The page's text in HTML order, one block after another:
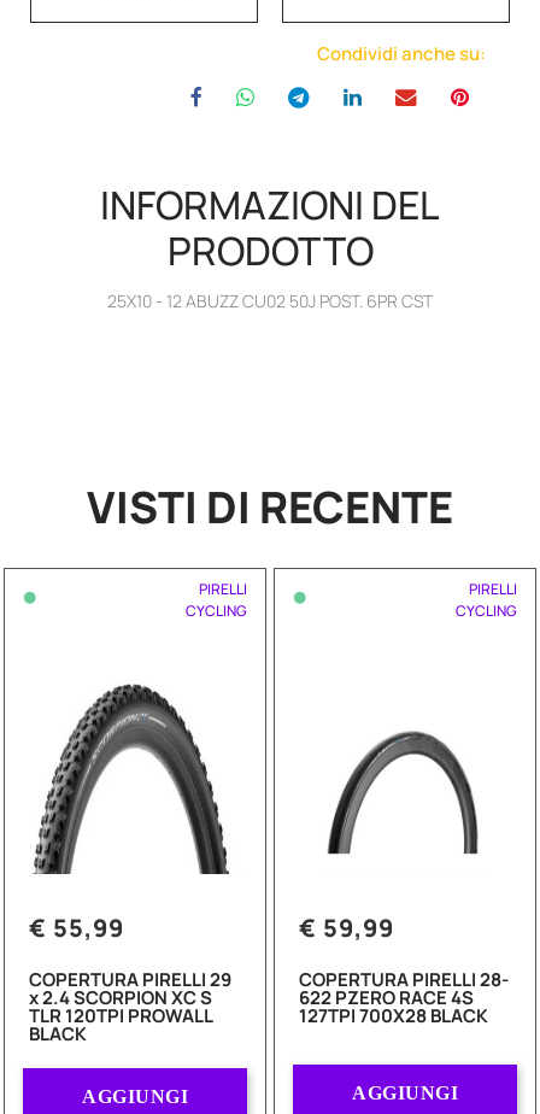
Condividi anche su:
INFORMAZIONI DEL
PRODOTTO
25X10 - 12 ABUZZ CU02 50J POST. 6PR CST
VISTI DI RECENTE
•
PIRELLI
CYCLING
€ 55,99
COPERTURA PIRELLI 29
x 2.4 SCORPION XC S
TLR 120TPI PROWALL
BLACK
AGGIUNGI
•
PIRELLI
CYCLING
€ 59,99
COPERTURA PIRELLI 28-
622 PZERO RACE 4S
127TPI 700X28 BLACK
AGGIUNGI